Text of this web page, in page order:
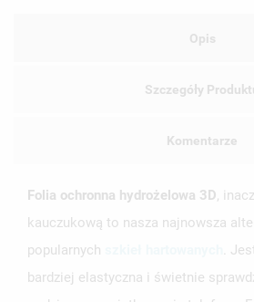
Opis
Szczegóły
Komentarze
Folia ochronna hydrożelowa 3D,
kauczukową to nasza najnowsza
popularnych
.
bardziej elastyczna i świetnie